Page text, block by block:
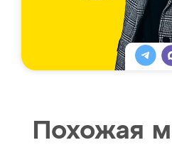
Похожая